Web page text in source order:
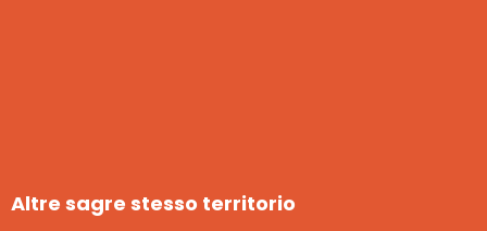
Altre sagre stesso territorio